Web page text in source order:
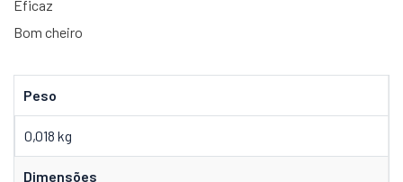
Eficaz
Bom cheiro
Peso
0,018 kg
Dimensões